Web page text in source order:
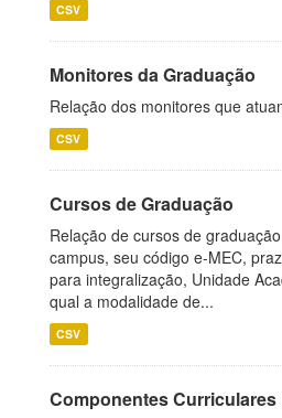
CSV
Monitores da Graduação
Relação dos monitores que
CSV
Cursos de Graduação
Relação de cursos de
campus, seu código e-MEC,
para integralização, Unidade
qual a modalidade de...
CSV
Componentes Curriculares